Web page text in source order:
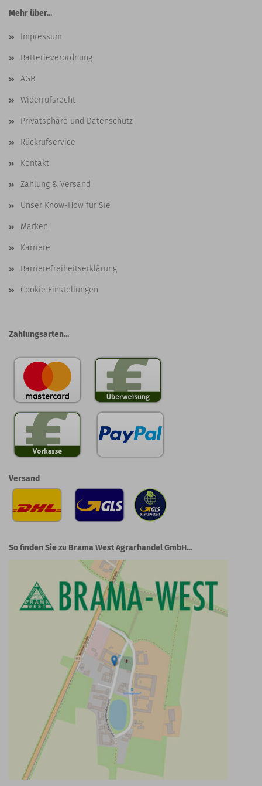
Mehr über...
Impressum
Batterieverordnung
AGB
Widerrufsrecht
Privatsphäre und Datenschutz
Rückrufservice
Kontakt
Zahlung & Versand
Unser Know-How für Sie
Marken
Karriere
Barrierefreiheitserklärung
Cookie Einstellungen
Zahlungsarten...
Versand
So finden Sie zu Brama West Agrarhandel GmbH...